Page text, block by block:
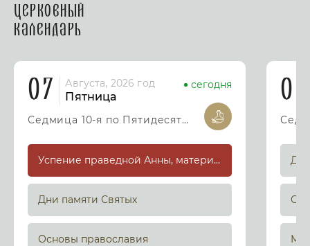
Церковный
календарь
07 Августа, 2026 год
Пятница
сегодня
Седмица 10-я по Пятидесятнице
Успение праведной Анны, матери Пресвятой Богородицы
Дни памяти Святых
Основы православия
08